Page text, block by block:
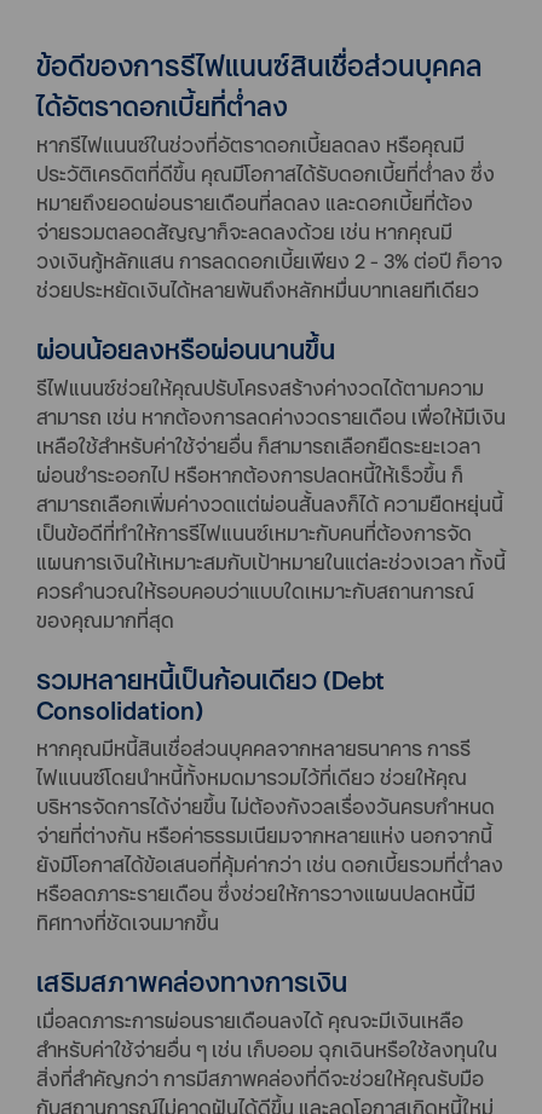
ข้อดีของการรีไฟแนนซ์สินเชื่อส่วนบุคคล
ได้อัตราดอกเบี้ยที่ต่ำลง
หากรีไฟแนนซ์ในช่วงที่อัตราดอกเบี้ยลดลง หรือคุณมี
ประวัติเครดิตที่ดีขึ้น คุณมีโอกาสได้รับดอกเบี้ยที่ต่ำลง ซึ่ง
หมายถึงยอดผ่อนรายเดือนที่ลดลง และดอกเบี้ยที่ต้อง
จ่ายรวมตลอดสัญญาก็จะลดลงด้วย เช่น หากคุณมี
วงเงินกู้หลักแสน การลดดอกเบี้ยเพียง 2 - 3% ต่อปี ก็อาจ
ช่วยประหยัดเงินได้หลายพันถึงหลักหมื่นบาทเลยทีเดียว
ผ่อนน้อยลงหรือผ่อนนานขึ้น
รีไฟแนนซ์ช่วยให้คุณปรับโครงสร้างค่างวดได้ตามความ
สามารถ เช่น หากต้องการลดค่างวดรายเดือน เพื่อให้มีเงิน
เหลือใช้สำหรับค่าใช้จ่ายอื่น ก็สามารถเลือกยืดระยะเวลา
ผ่อนชำระออกไป หรือหากต้องการปลดหนี้ให้เร็วขึ้น ก็
สามารถเลือกเพิ่มค่างวดแต่ผ่อนสั้นลงก็ได้ ความยืดหยุ่นนี้
เป็นข้อดีที่ทำให้การรีไฟแนนซ์เหมาะกับคนที่ต้องการจัด
แผนการเงินให้เหมาะสมกับเป้าหมายในแต่ละช่วงเวลา ทั้งนี้
ควรคำนวณให้รอบคอบว่าแบบใดเหมาะกับสถานการณ์
ของคุณมากที่สุด
รวมหลายหนี้เป็นก้อนเดียว (Debt
Consolidation)
หากคุณมีหนี้สินเชื่อส่วนบุคคลจากหลายธนาคาร การรี
ไฟแนนซ์โดยนำหนี้ทั้งหมดมารวมไว้ที่เดียว ช่วยให้คุณ
บริหารจัดการได้ง่ายขึ้น ไม่ต้องกังวลเรื่องวันครบกำหนด
จ่ายที่ต่างกัน หรือค่าธรรมเนียมจากหลายแห่ง นอกจากนี้
ยังมีโอกาสได้ข้อเสนอที่คุ้มค่ากว่า เช่น ดอกเบี้ยรวมที่ต่ำลง
หรือลดภาระรายเดือน ซึ่งช่วยให้การวางแผนปลดหนี้มี
ทิศทางที่ชัดเจนมากขึ้น
เสริมสภาพคล่องทางการเงิน
เมื่อลดภาระการผ่อนรายเดือนลงได้ คุณจะมีเงินเหลือ
สำหรับค่าใช้จ่ายอื่น ๆ เช่น เก็บออม ฉุกเฉินหรือใช้ลงทุนใน
สิ่งที่สำคัญกว่า การมีสภาพคล่องที่ดีจะช่วยให้คุณรับมือ
กับสถานการณ์ไม่คาดฝันได้ดีขึ้น และลดโอกาสเกิดหนี้ใหม่